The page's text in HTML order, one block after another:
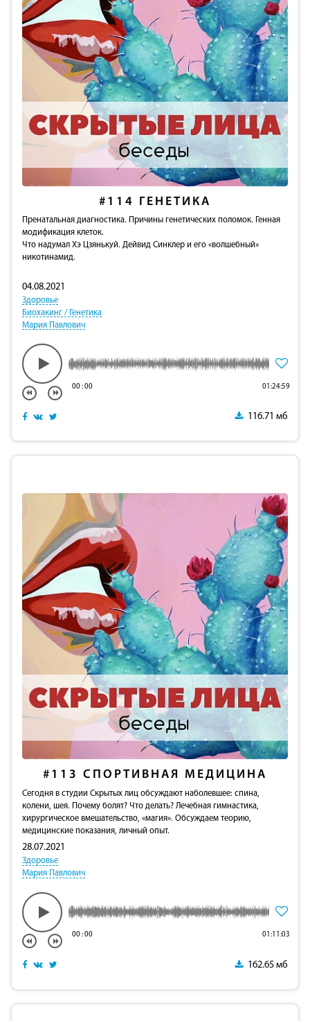
#114 ГЕНЕТИКА
Пренатальная диагностика. Причины генетических поломок. Генная
модификация клеток.
Что надумал Хэ Цзянькуй. Дейвид Синклер и его «волшебный»
никотинамид.
04.08.2021
Здоровье
Биохакинг / Генетика
Мария Павлович
00:00 01:24:59
116.71 мб
#113 СПОРТИВНАЯ МЕДИЦИНА
Сегодня в студии Скрытых лиц обсуждают наболевшее: cпина,
колени, шея. Почему болят? Что делать? Лечебная гимнастика,
хирургическое вмешательство, «магия». Обсуждаем теорию,
медицинские показания, личный опыт.
28.07.2021
Здоровье
Мария Павлович
00:00 01:11:03
162.65 мб